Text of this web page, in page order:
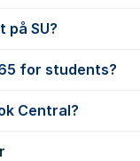
SU?
for students?
Central?